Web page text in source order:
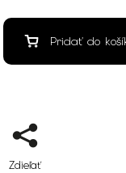
Pridať do
Zdieľať